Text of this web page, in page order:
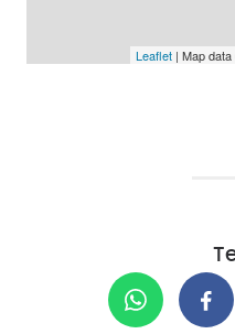
Leaflet| Map